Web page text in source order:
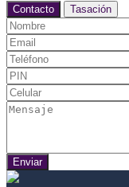
Contacto
Tasación
Enviar